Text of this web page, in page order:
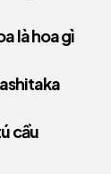
là hoa gì
cầu